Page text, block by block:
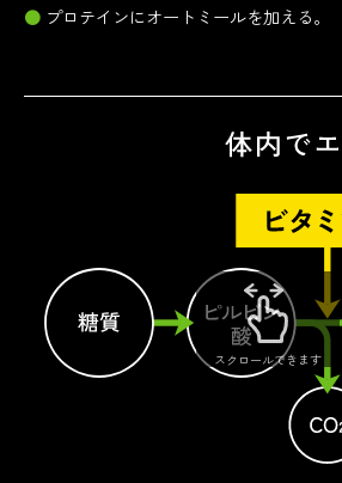
プロテインにオートミールを加える。
スクロールできます